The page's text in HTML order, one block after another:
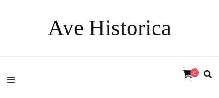
Ave Historica
0